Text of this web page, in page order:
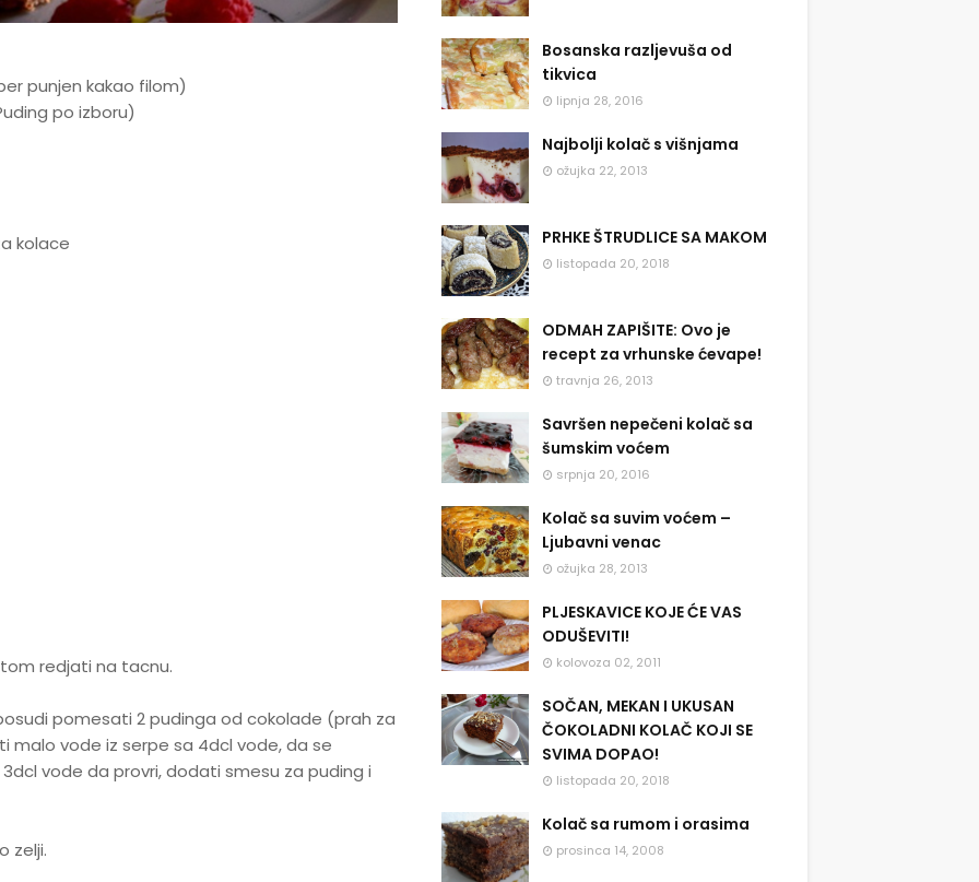
punjen kakao filom)
po izboru)
kolace
redjati na tacnu.
pomesati 2 pudinga od cokolade (prah za
malo vode iz serpe sa 4dcl vode, da se
vode da provri, dodati smesu za puding i
zelji.
Bosanska razljevuša od
tikvica
lipnja 28, 2016
Najbolji kolač s višnjama
ožujka 22, 2013
PRHKE ŠTRUDLICE SA MAKOM
listopada 20, 2018
ODMAH ZAPIŠITE: Ovo je
recept za vrhunske ćevape!
travnja 26, 2013
Savršen nepečeni kolač sa
šumskim voćem
srpnja 20, 2016
Kolač sa suvim voćem –
Ljubavni venac
ožujka 28, 2013
PLJESKAVICE KOJE ĆE VAS
ODUŠEVITI!
kolovoza 02, 2011
SOČAN, MEKAN I UKUSAN
ČOKOLADNI KOLAČ KOJI SE
SVIMA DOPAO!
listopada 20, 2018
Kolač sa rumom i orasima
prosinca 14, 2008